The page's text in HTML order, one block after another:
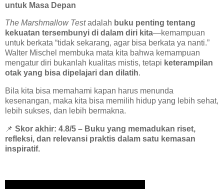
untuk Masa Depan
The Marshmallow Testadalah buku penting tentang
kekuatan tersembunyi di dalam diri kita—kemampuan
untuk berkata “tidak sekarang, agar bisa berkata ya nanti.”
Walter Mischel membuka mata kita bahwa kemampuan
mengatur diri bukanlah kualitas mistis, tetapi keterampilan
otak yang bisa dipelajari dan dilatih.
Bila kita bisa memahami kapan harus menunda
kesenangan, maka kita bisa memilih hidup yang lebih sehat,
lebih sukses, dan lebih bermakna.
📌 Skor akhir: 4.8/5 – Buku yang memadukan riset,
refleksi, dan relevansi praktis dalam satu kemasan
inspiratif.